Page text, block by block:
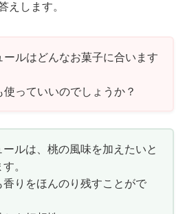
えします。
ールはどんなお菓子に合います
っていいのでしょうか？
ールは、桃の風味を加えたいと
。
香りをほんのり残すことがで